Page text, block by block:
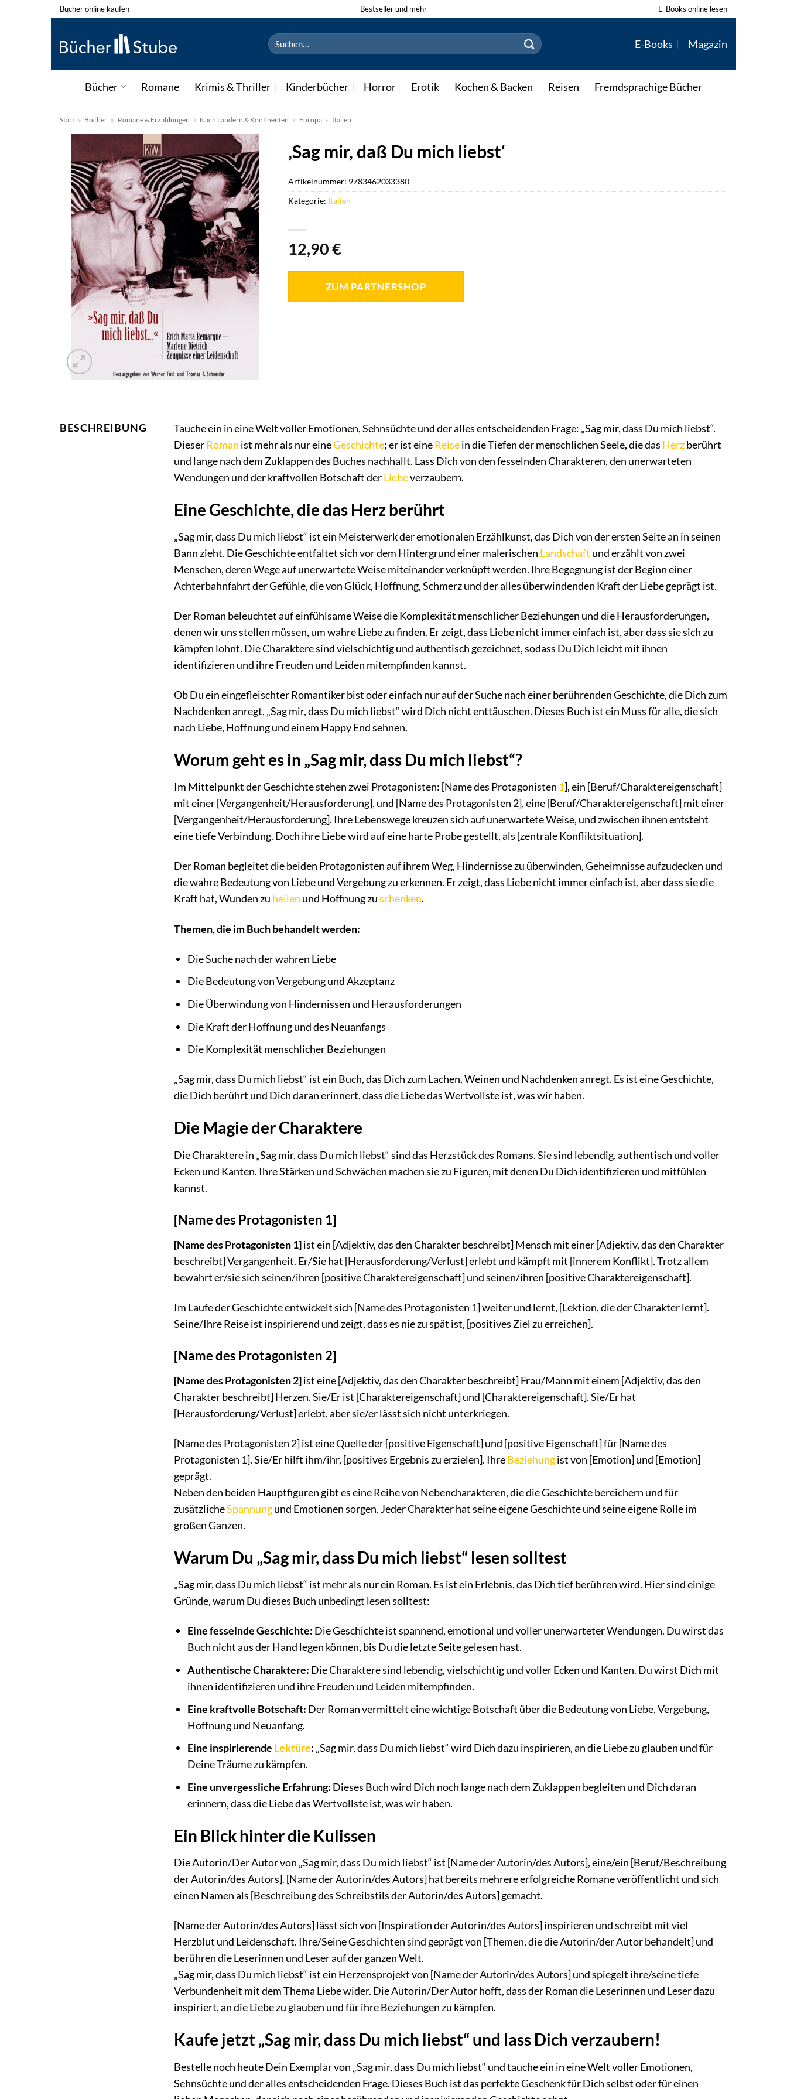
Zum
springen
Bücher online kaufen Bestseller und mehr E-Books online lesen
Suchen
nach:
E-Books Magazin
Bücher Romane Krimis & Thriller Kinderbücher Horror Erotik Kochen & Backen Reisen Fremdsprachige Bücher
Start » Bücher » Romane & Erzählungen » Nach Ländern & Kontinenten » Europa » Italien
‚Sag mir, daß Du mich liebst‘
12,90€
ZUM PARTNERSHOP
Artikelnummer: 9783462033380
Kategorie: Italien
BESCHREIBUNG
Tauche ein in eine Welt voller Emotionen, Sehnsüchte und der alles entscheidenden Frage: „Sag mir, dass Du mich liebst“.
DieserRoman ist mehr als nur eineGeschichte; er ist eineReisein die Tiefen der menschlichen Seele, die das Herzberührt
und lange nach dem Zuklappen des Buches nachhallt. Lass Dich von den fesselnden Charakteren, den unerwarteten
Wendungen und der kraftvollen Botschaft derLiebeverzaubern.
Eine Geschichte, die das Herz berührt
„Sag mir, dass Du mich liebst“ ist ein Meisterwerk der emotionalen Erzählkunst, das Dich von der ersten Seite an in seinen
Bann zieht. Die Geschichte entfaltet sich vor dem Hintergrund einer malerischen Landschaft und erzählt von zwei
Menschen, deren Wege auf unerwartete Weise miteinander verknüpft werden. Ihre Begegnung ist der Beginn einer
Achterbahnfahrt der Gefühle, die von Glück, Hoffnung, Schmerz und der alles überwindenden Kraft der Liebe geprägt ist.
Der Roman beleuchtet auf einfühlsame Weise die Komplexität menschlicher Beziehungen und die Herausforderungen,
denen wir uns stellen müssen, um wahre Liebe zu finden. Er zeigt, dass Liebe nicht immer einfach ist, aber dass sie sich zu
kämpfen lohnt. Die Charaktere sind vielschichtig und authentisch gezeichnet, sodass Du Dich leicht mit ihnen
identifizieren und ihre Freuden und Leiden mitempfinden kannst.
Ob Du ein eingefleischter Romantiker bist oder einfach nur auf der Suche nach einer berührenden Geschichte, die Dich zum
Nachdenken anregt, „Sag mir, dass Du mich liebst“ wird Dich nicht enttäuschen. Dieses Buch ist ein Muss für alle, die sich
nach Liebe, Hoffnung und einem Happy End sehnen.
Worum geht es in „Sag mir, dass Du mich liebst“?
Im Mittelpunkt der Geschichte stehen zwei Protagonisten: [Name des Protagonisten 1], ein [Beruf/Charaktereigenschaft]
mit einer [Vergangenheit/Herausforderung], und [Name des Protagonisten 2], eine [Beruf/Charaktereigenschaft] mit einer
[Vergangenheit/Herausforderung]. Ihre Lebenswege kreuzen sich auf unerwartete Weise, und zwischen ihnen entsteht
eine tiefe Verbindung. Doch ihre Liebe wird auf eine harte Probe gestellt, als [zentrale Konfliktsituation].
Der Roman begleitet die beiden Protagonisten auf ihrem Weg, Hindernisse zu überwinden, Geheimnisse aufzudecken und
die wahre Bedeutung von Liebe und Vergebung zu erkennen. Er zeigt, dass Liebe nicht immer einfach ist, aber dass sie die
Kraft hat, Wunden zu heilen und Hoffnung zuschenken.
Themen, die im Buch behandelt werden:
Die Suche nach der wahren Liebe
Die Bedeutung von Vergebung und Akzeptanz
Die Überwindung von Hindernissen und Herausforderungen
Die Kraft der Hoffnung und des Neuanfangs
Die Komplexität menschlicher Beziehungen
„Sag mir, dass Du mich liebst“ ist ein Buch, das Dich zum Lachen, Weinen und Nachdenken anregt. Es ist eine Geschichte,
die Dich berührt und Dich daran erinnert, dass die Liebe das Wertvollste ist, was wir haben.
Die Magie der Charaktere
Die Charaktere in „Sag mir, dass Du mich liebst“ sind das Herzstück des Romans. Sie sind lebendig, authentisch und voller
Ecken und Kanten. Ihre Stärken und Schwächen machen sie zu Figuren, mit denen Du Dich identifizieren und mitfühlen
kannst.
[Name des Protagonisten 1]
[Name des Protagonisten 1]ist ein [Adjektiv, das den Charakter beschreibt] Mensch mit einer [Adjektiv, das den Charakter
beschreibt] Vergangenheit. Er/Sie hat [Herausforderung/Verlust] erlebt und kämpft mit [innerem Konflikt]. Trotz allem
bewahrt er/sie sich seinen/ihren [positive Charaktereigenschaft] und seinen/ihren [positive Charaktereigenschaft].
Im Laufe der Geschichte entwickelt sich [Name des Protagonisten 1] weiter und lernt, [Lektion, die der Charakter lernt].
Seine/Ihre Reise ist inspirierend und zeigt, dass es nie zu spät ist, [positives Ziel zu erreichen].
[Name des Protagonisten 2]
[Name des Protagonisten 2]ist eine [Adjektiv, das den Charakter beschreibt] Frau/Mann mit einem [Adjektiv, das den
Charakter beschreibt] Herzen. Sie/Er ist [Charaktereigenschaft] und [Charaktereigenschaft]. Sie/Er hat
[Herausforderung/Verlust] erlebt, aber sie/er lässt sich nicht unterkriegen.
[Name des Protagonisten 2] ist eine Quelle der [positive Eigenschaft] und [positive Eigenschaft] für [Name des
Protagonisten 1]. Sie/Er hilft ihm/ihr, [positives Ergebnis zu erzielen]. IhreBeziehungist von [Emotion] und [Emotion]
geprägt.
Neben den beiden Hauptfiguren gibt es eine Reihe von Nebencharakteren, die die Geschichte bereichern und für
zusätzlicheSpannungund Emotionen sorgen. Jeder Charakter hat seine eigene Geschichte und seine eigene Rolle im
großen Ganzen.
Warum Du „Sag mir, dass Du mich liebst“ lesen solltest
„Sag mir, dass Du mich liebst“ ist mehr als nur ein Roman. Es ist ein Erlebnis, das Dich tief berühren wird. Hier sind einige
Gründe, warum Du dieses Buch unbedingt lesen solltest:
Eine fesselnde Geschichte: Die Geschichte ist spannend, emotional und voller unerwarteter Wendungen. Du wirst das
Buch nicht aus der Hand legen können, bis Du die letzte Seite gelesen hast.
Authentische Charaktere: Die Charaktere sind lebendig, vielschichtig und voller Ecken und Kanten. Du wirst Dich mit
ihnen identifizieren und ihre Freuden und Leiden mitempfinden.
Eine kraftvolle Botschaft: Der Roman vermittelt eine wichtige Botschaft über die Bedeutung von Liebe, Vergebung,
Hoffnung und Neuanfang.
Eine inspirierende Lektüre: „Sag mir, dass Du mich liebst“ wird Dich dazu inspirieren, an die Liebe zu glauben und für
Deine Träume zu kämpfen.
Eine unvergessliche Erfahrung: Dieses Buch wird Dich noch lange nach dem Zuklappen begleiten und Dich daran
erinnern, dass die Liebe das Wertvollste ist, was wir haben.
Ein Blick hinter die Kulissen
Die Autorin/Der Autor von „Sag mir, dass Du mich liebst“ ist [Name der Autorin/des Autors], eine/ein [Beruf/Beschreibung
der Autorin/des Autors]. [Name der Autorin/des Autors] hat bereits mehrere erfolgreiche Romane veröffentlicht und sich
einen Namen als [Beschreibung des Schreibstils der Autorin/des Autors] gemacht.
[Name der Autorin/des Autors] lässt sich von [Inspiration der Autorin/des Autors] inspirieren und schreibt mit viel
Herzblut und Leidenschaft. Ihre/Seine Geschichten sind geprägt von [Themen, die die Autorin/der Autor behandelt] und
berühren die Leserinnen und Leser auf der ganzen Welt.
„Sag mir, dass Du mich liebst“ ist ein Herzensprojekt von [Name der Autorin/des Autors] und spiegelt ihre/seine tiefe
Verbundenheit mit dem Thema Liebe wider. Die Autorin/Der Autor hofft, dass der Roman die Leserinnen und Leser dazu
inspiriert, an die Liebe zu glauben und für ihre Beziehungen zu kämpfen.
Kaufe jetzt „Sag mir, dass Du mich liebst“ und lass Dich verzaubern!
Bestelle noch heute Dein Exemplar von „Sag mir, dass Du mich liebst“ und tauche ein in eine Welt voller Emotionen,
Sehnsüchte und der alles entscheidenden Frage. Dieses Buch ist das perfekte Geschenk für Dich selbst oder für einen